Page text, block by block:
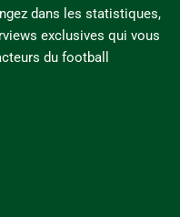
dans les statistiques,
exclusives qui vous
du football